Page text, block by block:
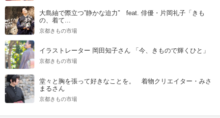
大島紬で際立つ”静かな迫力” feat. 俳優・片岡礼子「きも
の、着て...
京都きもの市場
イラストレーター 岡田知子さん 「今、きもので輝くひと」
京都きもの市場
堂々と胸を張って好きなことを。 着物クリエイター・みさ
まるさん
京都きもの市場